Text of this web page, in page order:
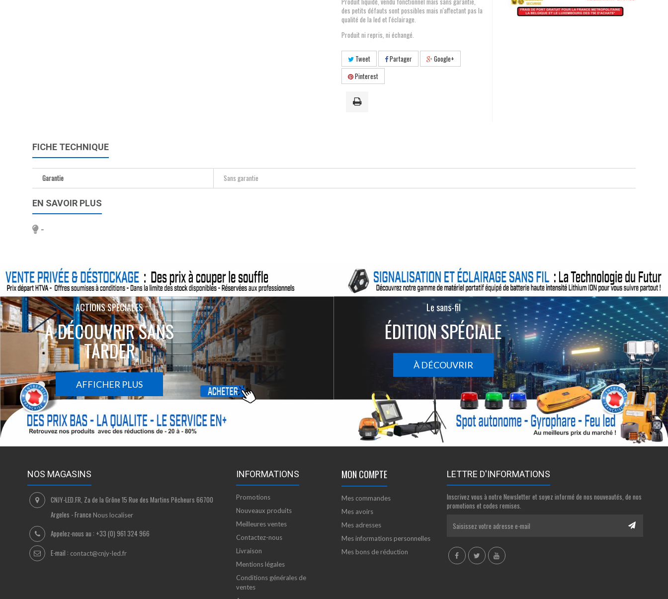
des petits défauts sont possibles mais n'affectant pas la
qualité de la led et l'éclairage.
Produit ni repris, ni échangé.
Tweet Partager
Google+
Pinterest
FICHE TECHNIQUE
Garantie Sans garantie
EN SAVOIR PLUS
-
ACTIONS SPÉCIALES
À DÉCOUVRIR SANS
TARDER
AFFICHER PLUS
Le sans-fil
ÉDITION SPÉCIALE
À DÉCOUVRIR
NOS MAGASINS
CNJY-LED.FR, Za de la Grône 15 Rue des Martins Pêcheurs 66700
Argeles - France Nous localiser
Appelez-nous au : +33 (0) 961 324 966
E-mail : contact@cnjy-led.fr
INFORMATIONS
Promotions
Nouveaux produits
Meilleures ventes
Contactez-nous
Livraison
Mentions légales
Conditions générales de
ventes
MON COMPTE
Mes commandes
Mes avoirs
Mes adresses
Mes informations personnelles
Mes bons de réduction
LETTRE D'INFORMATIONS
Inscrivez vous à notre Newsletter et soyez informé de nos nouveautés, de nos
promotions et codes remises.